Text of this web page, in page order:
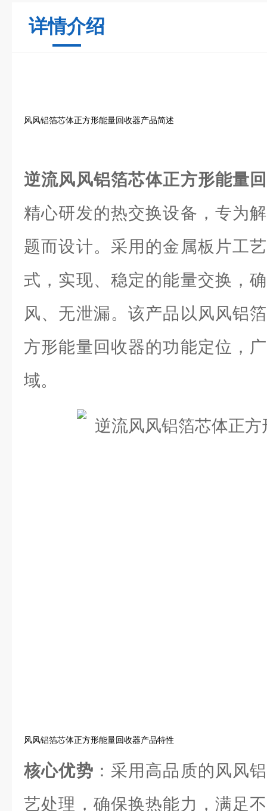
详情介绍
风风铝箔芯体正方形能量回收器产品简述
逆流风风铝箔芯体正方形能量
精心研发的热交换设备，专为
题而设计。采用的金属板片工
式，实现、稳定的能量交换，
风、无泄漏。该产品以风风铝
方形能量回收器的功能定位，
域。
风风铝箔芯体正方形能量回收器产品特性
核心优势 ：采用高品质的风风
艺处理，确保换热能力，满足